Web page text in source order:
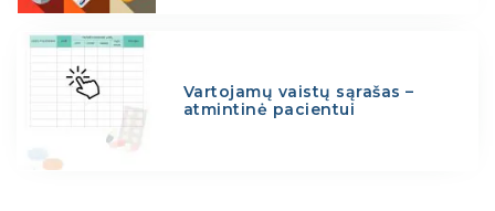
Vartojamų vaistų sąrašas –
atmintinė pacientui